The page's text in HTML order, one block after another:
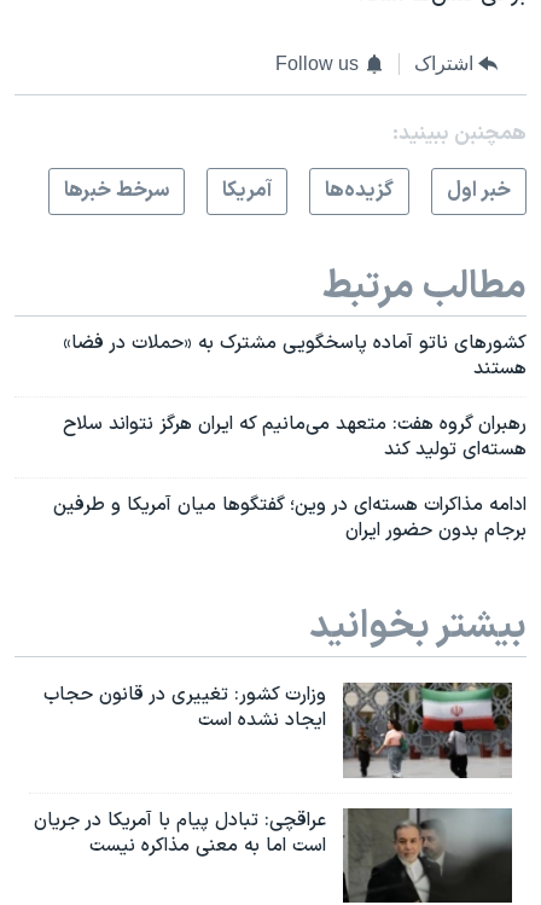
اشتراک Follow us
همچنبن ببینید:
خبر اول
گزيده‌ها آمريکا سرخط خبرها
مطالب مرتبط
کشورهای ناتو آماده پاسخگویی مشترک به «حملات در فضا»
هستند
رهبران گروه هفت: متعهد می‌مانیم که ایران هرگز نتواند سلاح
هسته‌ای تولید کند
ادامه مذاکرات هسته‌ای در وین؛ گفتگوها میان آمریکا و طرفین
برجام بدون حضور ایران
بیشتر بخوانید
وزارت کشور: تغییری در قانون حجاب
ایجاد نشده است
عراقچی: تبادل پیام با آمریکا در جریان
است اما به معنی مذاکره نیست